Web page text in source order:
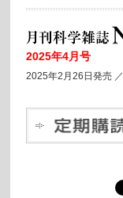
2025年4月号
2025年2月26日発売 ／